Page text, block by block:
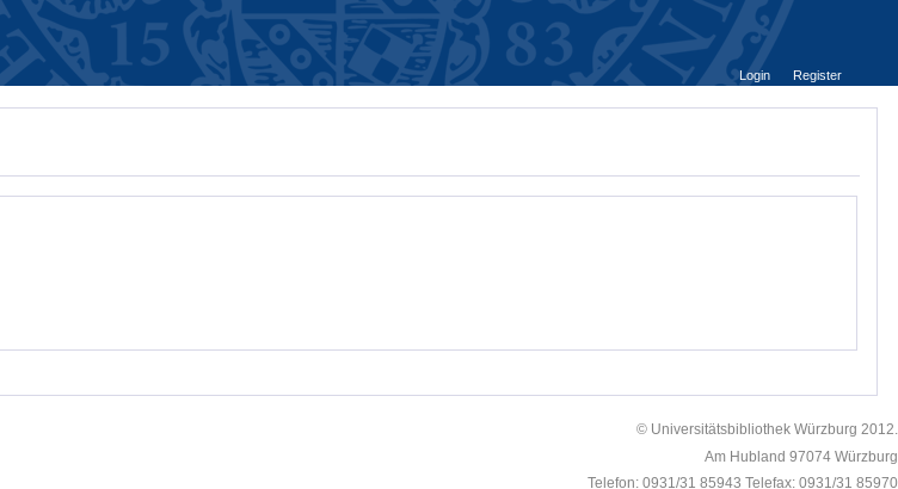
Login
Register
© Universitätsbibliothek Würzburg 2012.
Am Hubland 97074 Würzburg
Telefon: 0931/31 85943 Telefax: 0931/31 85970